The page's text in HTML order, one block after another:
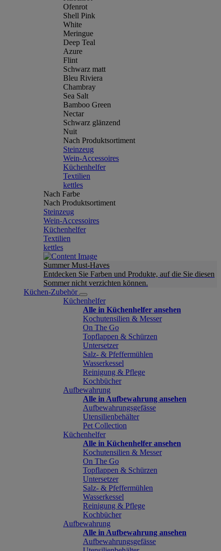
Ofenrot
Shell Pink
White
Meringue
Deep Teal
Azure
Flint
Schwarz matt
Bleu Riviera
Chambray
Sea Salt
Bamboo Green
Nectar
Schwarz glänzend
Nuit
Nach Produktsortiment
Steinzeug
Wein-Accessoires
Küchenhelfer
Textilien
kettles
Nach Farbe
Nach Produktsortiment
Steinzeug
Wein-Accessoires
Küchenhelfer
Textilien
kettles
Summer Must-Haves
Entdecken Sie Farben und Produkte, auf die Sie diesen
Sommer nicht verzichten können.
Küchen-Zubehör
Küchenhelfer
Alle in Küchenhelfer ansehen
Kochutensilien & Messer
On The Go
Topflappen & Schürzen
Untersetzer
Salz- & Pfeffermühlen
Wasserkessel
Reinigung & Pflege
Kochbücher
Aufbewahrung
Alle in Aufbewahrung ansehen
Aufbewahrungsgefässe
Utensilienbehälter
Pet Collection
Küchenhelfer
Alle in Küchenhelfer ansehen
Kochutensilien & Messer
On The Go
Topflappen & Schürzen
Untersetzer
Salz- & Pfeffermühlen
Wasserkessel
Reinigung & Pflege
Kochbücher
Aufbewahrung
Alle in Aufbewahrung ansehen
Aufbewahrungsgefässe